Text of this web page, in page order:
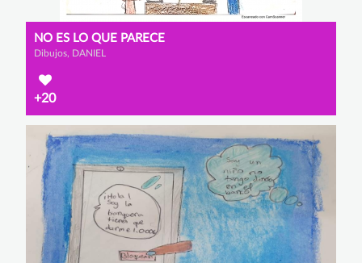
NO ES LO QUE PARECE
Dibujos, DANIEL
+20